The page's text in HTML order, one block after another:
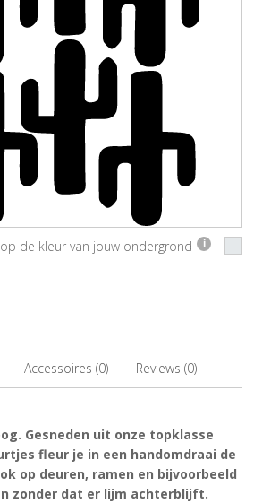
de kleur van jouw ondergrond i
Accessoires (0) Reviews (0)
Gesneden uit onze topklasse
fleur je in een handomdraai de
op deuren, ramen en bijvoorbeeld
zonder dat er lijm achterblijft.